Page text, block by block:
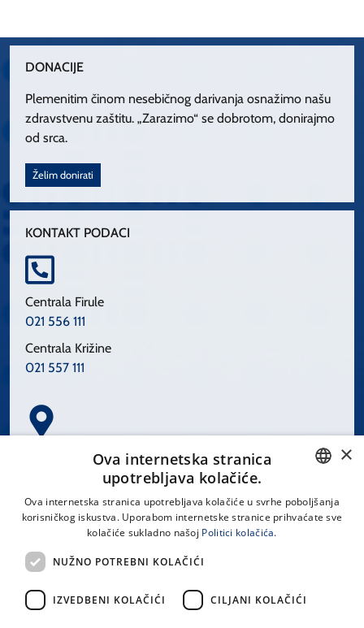
DONACIJE
Plemenitim činom nesebičnog darivanja osnažimo našu
zdravstvenu zaštitu. „Zarazimo“ se dobrotom, donirajmo
od srca.
Želim donirati
KONTAKT PODACI
Centrala Firule
021 556 111
Centrala Križine
021 557 111
Spinčićeva 1, 21000 Split
LINKOVI
CROATIAN
×
Ova internetska stranica
upotrebljava kolačiće.
Ova internetska stranica upotrebljava kolačiće u svrhe poboljšanja
korisničkog iskustva. Uporabom internetske stranice prihvaćate sve
kolačiće sukladno našoj Politici kolačića.
NUŽNO POTREBNI KOLAČIĆI
IZVEDBENI KOLAČIĆI CILJANI KOLAČIĆI